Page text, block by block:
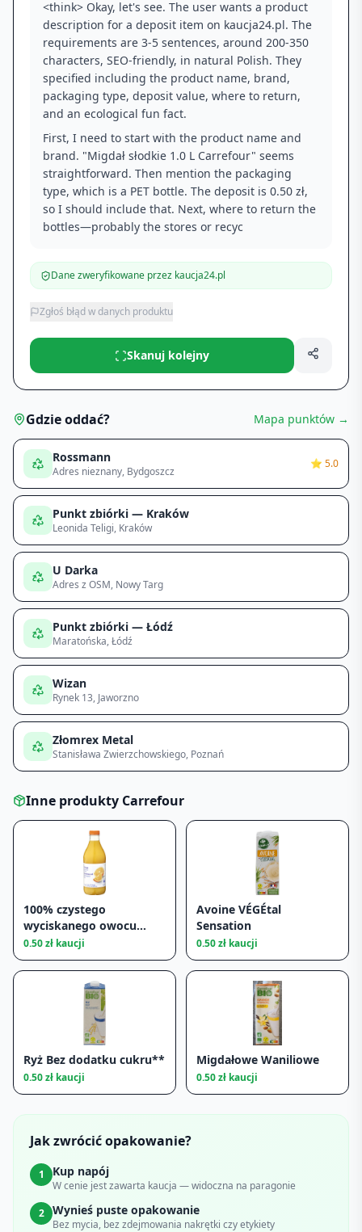
<think> Okay, let's see. The user wants a product
description for a deposit item on kaucja24.pl. The
requirements are 3-5 sentences, around 200-350
characters, SEO-friendly, in natural Polish. They
specified including the product name, brand,
packaging type, deposit value, where to return,
and an ecological fun fact.
First, I need to start with the product name and
brand. "Migdał słodkie 1.0 L Carrefour" seems
straightforward. Then mention the packaging
type, which is a PET bottle. The deposit is 0.50 zł,
so I should include that. Next, where to return the
bottles—probably the stores or recyc
Dane zweryfikowane przez kaucja24.pl
Zgłoś błąd w danych produktu
Skanuj kolejny
Gdzie oddać? Mapa punktów →
Rossmann
Adres nieznany, Bydgoszcz
⭐ 5.0
Punkt zbiórki — Kraków
Leonida Teligi, Kraków
U Darka
Adres z OSM, Nowy Targ
Punkt zbiórki — Łódź
Maratońska, Łódź
Wizan
Rynek 13, Jaworzno
Złomrex Metal
Stanisława Zwierzchowskiego, Poznań
Inne produkty Carrefour
100% czystego
wyciskanego owocu
pomarańcza
0.50zł kaucji
Avoine VÉGÉtal
Sensation
0.50zł kaucji
Ryż Bez dodatku cukru**
0.50zł kaucji
Migdałowe Waniliowe
0.50zł kaucji
Jak zwrócić opakowanie?
1 Kup napój
W cenie jest zawarta kaucja — widoczna na paragonie
2
Wynieś puste opakowanie
Bez mycia, bez zdejmowania nakrętki czy etykiety